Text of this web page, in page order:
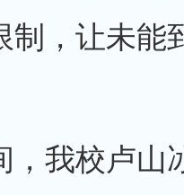
制，让未能
我校卢山